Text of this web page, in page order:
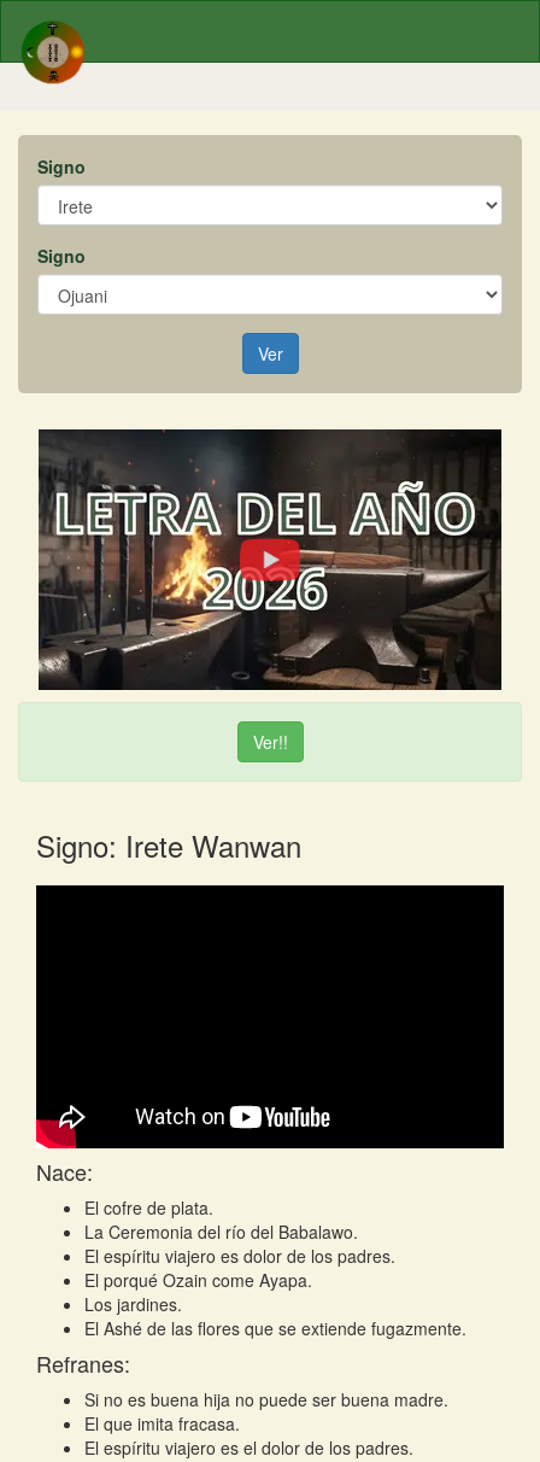
Signo
Signo
Ver
Ver!!
Signo: Irete Wanwan
Nace:
El cofre de plata.
La Ceremonia del río del Babalawo.
El espíritu viajero es dolor de los padres.
El porqué Ozain come Ayapa.
Los jardines.
El Ashé de las flores que se extiende fugazmente.
Refranes:
Si no es buena hija no puede ser buena madre.
El que imita fracasa.
El espíritu viajero es el dolor de los padres.